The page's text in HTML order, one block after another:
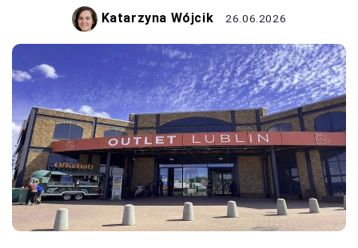
Katarzyna Wójcik 26.06.2026